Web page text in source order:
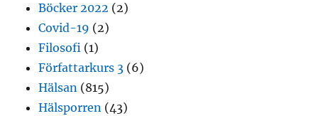
Böcker 2022 (2)
Covid-19 (2)
Filosofi (1)
Författarkurs 3 (6)
Hälsan (815)
Hälsporren (43)